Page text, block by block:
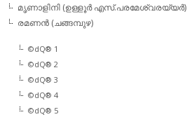
മൃണാളിനി (ഉള്ളൂര്‍ എസ്.പരമേശ്വരയ്യര്‍)
രമണന്‍ (ചങ്ങമ്പുഴ)
©dQ® 1
©dQ® 2
©dQ® 3
©dQ® 4
©dQ® 5